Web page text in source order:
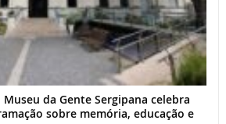
da Gente Sergipana celebra
sobre memória, educação e